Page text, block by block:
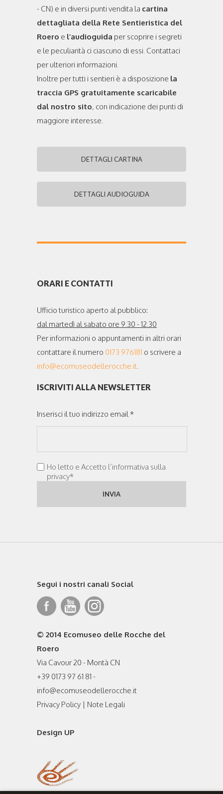
- CN) e in diversi punti vendita la cartina
dettagliata della Rete Sentieristica del
Roero e l’audioguida per scoprire i segreti
e le peculiarità ci ciascuno di essi. Contattaci
per ulteriori informazioni.
Inoltre per tutti i sentieri è a disposizione la
traccia GPS gratuitamente scaricabile
dal nostro sito, con indicazione dei punti di
maggiore interesse.
DETTAGLI CARTINA
DETTAGLI AUDIOGUIDA
ORARI E CONTATTI
Ufficio turistico aperto al pubblico:
dal martedì al sabato ore 9.30 - 12.30
Per informazioni o appuntamenti in altri orari
contattare il numero 0173 976181 o scrivere a
info@ecomuseodellerocche.it.
ISCRIVITI ALLA NEWSLETTER
Inserisci il tuo indirizzo email *
Ho letto e Accetto l’informativa sulla
privacy*
Segui i nostri canali Social
© 2014 Ecomuseo delle Rocche del
Roero
Via Cavour 20 - Montà CN
+39 0173 97 61 81 -
info@ecomuseodellerocche.it
Privacy Policy | Note Legali
Design UP